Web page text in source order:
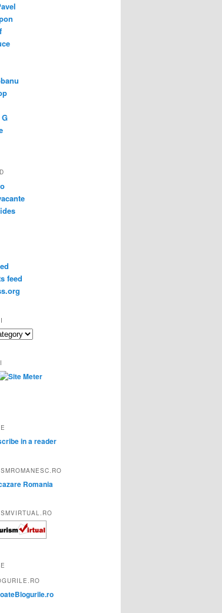
feed
in a reader